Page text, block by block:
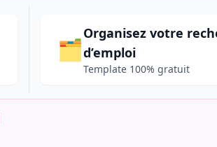
🗂️
Organisez votre
d’emploi
Template 100% gratuit